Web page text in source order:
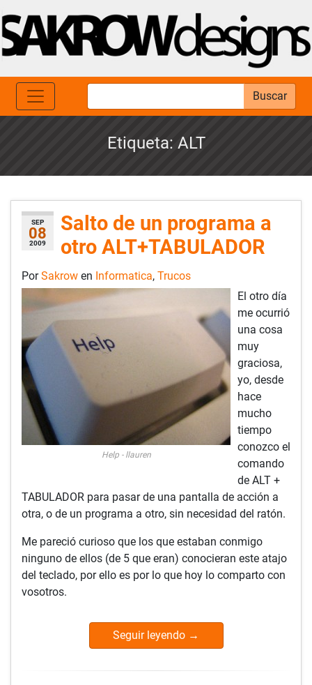
Buscar
Etiqueta: ALT
SEP
08
2009
Salto de un programa a
otro ALT+TABULADOR
PorSakrow en Informatica, Trucos
Help - llauren
El otro día
me ocurrió
una cosa
muy
graciosa,
yo, desde
hace
mucho
tiempo
conozco el
comando
de ALT +
TABULADOR para pasar de una pantalla de acción a
otra, o de un programa a otro, sin necesidad del ratón.
Me pareció curioso que los que estaban conmigo
ninguno de ellos (de 5 que eran) conocieran este atajo
del teclado, por ello es por lo que hoy lo comparto con
vosotros.
Seguir leyendo →